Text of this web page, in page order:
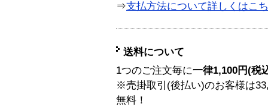
⇒支払方法について詳しくはこ
送料について
1つのご注文毎に一律1,100円(税
※売掛取引(後払い)のお客様は
無料！